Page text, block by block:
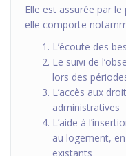
Elle est assurée par
elle comporte
L’écoute des
Le suivi de
lors des
L’accès aux
administratives
L’aide à
au logement,
existants